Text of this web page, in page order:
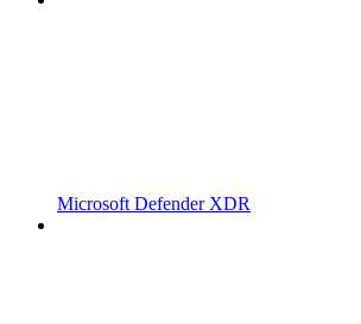
Microsoft Defender XDR